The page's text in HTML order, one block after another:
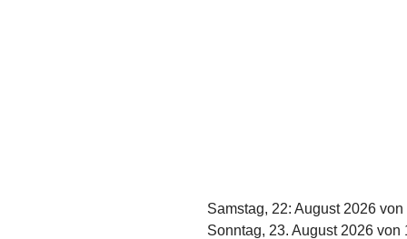
Samstag, 22: August 2026
Sonntag, 23. August 2026